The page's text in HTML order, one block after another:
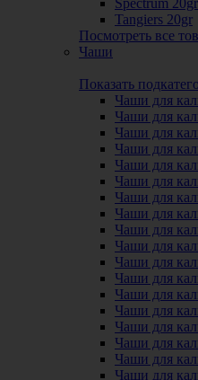
Spectrum 20gr
Tangiers 20gr
Посмотреть все
Чаши
Показать
Чаши для
Чаши для
Чаши для
Чаши для
Чаши для
Чаши для
Чаши для
Чаши для
Чаши для
Чаши для
Чаши для
Чаши для
Чаши для
Чаши для
Чаши для
Чаши для
Чаши для
Чаши для